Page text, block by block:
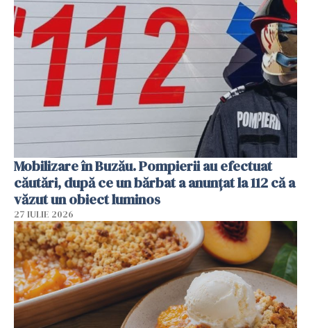
Mobilizare în Buzău. Pompierii au efectuat
căutări, după ce un bărbat a anunțat la 112 că a
văzut un obiect luminos
27 IULIE 2026